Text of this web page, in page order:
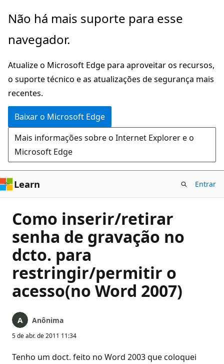
Pular
o
principal
Não há mais suporte para esse
navegador.
Atualize o Microsoft Edge para aproveitar os recursos,
o suporte técnico e as atualizações de segurança mais
recentes.
Baixar o Microsoft Edge
Mais informações sobre o Internet Explorer e o
Microsoft Edge
Learn Entrar
Como inserir/retirar
senha de gravação no
dcto. para
restringir/permitir o
acesso(no Word 2007)
Anônima
5 de abr. de 2011 11:34
Tenho um doct. feito no Word 2003 que coloquei